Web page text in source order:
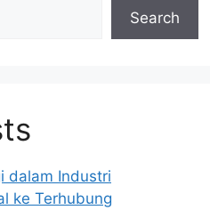
Search
dalam Industri
ke Terhubung